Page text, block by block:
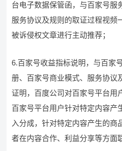
台电子数据保管函，与百家号服
服务协议及规则的取证过程视频
被诉侵权文章进行主动推荐；
6.百家号收益指标说明，与百家
册、百家号商业模式、服务协议
证明，百度公司对百家号平台用
百家号平台用户针对特定内容产
入分成，针对特定内容产生的商
者在内容合作、利益分享等方面